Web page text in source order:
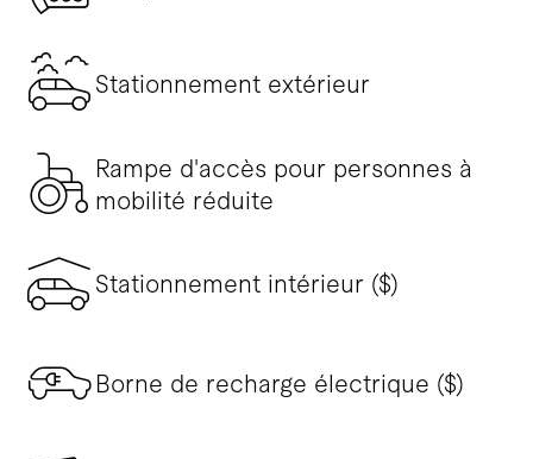
Stationnement extérieur
Rampe d'accès pour personnes à
mobilité réduite
Stationnement intérieur ($)
Borne de recharge électrique ($)